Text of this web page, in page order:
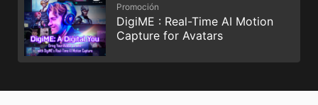
Promoción
DigiME : Real-Time AI Motion
Capture for Avatars